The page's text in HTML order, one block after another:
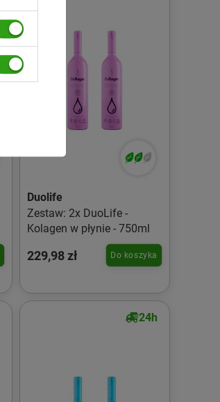
Duolife
Zestaw: 2x DuoLife -
Kolagen w płynie - 750ml
229,98 zł Do koszyka
24h